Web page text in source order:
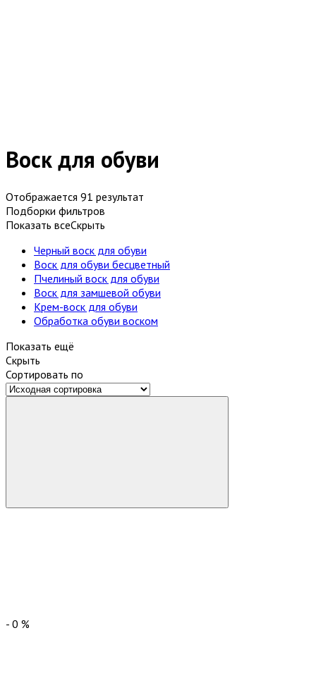
Воск для обуви
Отображается 91 результат
Подборки фильтров
Показать всеСкрыть
Черный воск для обуви
Воск для обуви бесцветный
Пчелиный воск для обуви
Воск для замшевой обуви
Крем-воск для обуви
Обработка обуви воском
Показать ещё
Скрыть
Сортировать по
- 0 %